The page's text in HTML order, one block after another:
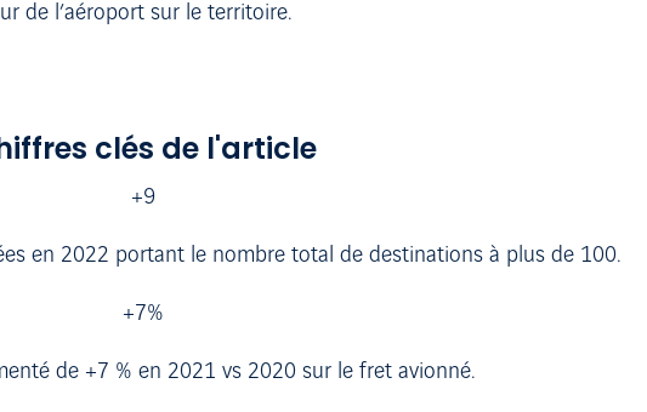
de l’aéroport sur le territoire.
clés de l'article
+9
en 2022 portant le nombre total de destinations à plus de 100.
+7%
de +7 % en 2021 vs 2020 sur le fret avionné.